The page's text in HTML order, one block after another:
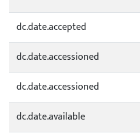
dc.date.accepted
dc.date.accessioned
dc.date.accessioned
dc.date.available